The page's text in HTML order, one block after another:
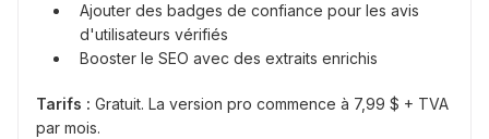
Ajouter des badges de confiance pour les avis
d'utilisateurs vérifiés
Booster le SEO avec des extraits enrichis
Tarifs : Gratuit. La version pro commence à 7,99 $ + TVA
par mois.